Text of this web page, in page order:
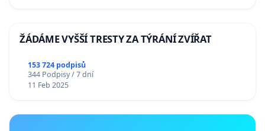
ŽÁDÁME VYŠŠÍ TRESTY ZA TÝRÁNÍ ZVÍŘAT
153 724 podpisů
344 Podpisy / 7 dní
11 Feb 2025